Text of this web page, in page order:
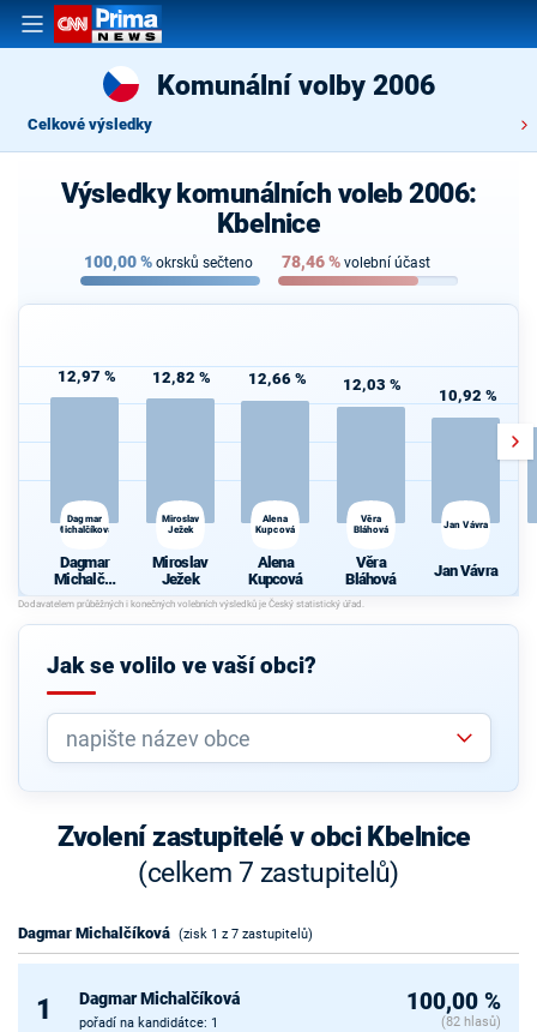
Komunální volby 2006
Celkové výsledky
Výsledky komunálních voleb 2006:
Kbelnice
100,00% okrsků sečteno 78,46% volební účast
12,97 %
Dagmar
Michalčíková
Dagmar
Michalčík
ová
12,82 %
Miroslav
Ježek
Miroslav
Ježek
12,66 %
Alena
Kupcová
Alena
Kupcová
12,03 %
Věra
Bláhová
Věra
Bláhová
10,92 %
Jan Vávra
Jan Vávra
Jak se volilo ve vaší obci?
Zvolení zastupitelé v obci Kbelnice
(celkem 7 zastupitelů)
Dagmar Michalčíková (zisk 1 z 7 zastupitelů)
1 Dagmar Michalčíková
pořadí na kandidátce: 1
100,00 %
(82 hlasů)